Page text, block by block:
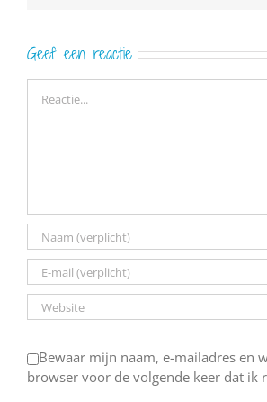
Geef een reactie
Bewaar mijn naam, e-mailadres en
browser voor de volgende keer dat ik